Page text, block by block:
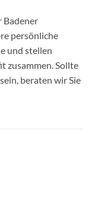
Badener
persönliche
und stellen
zusammen. Sollte
beraten wir Sie